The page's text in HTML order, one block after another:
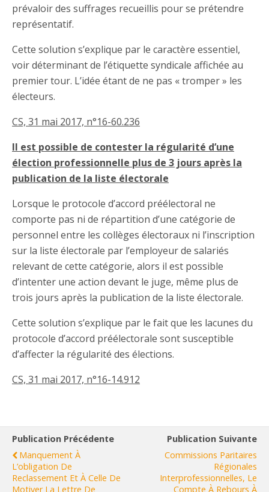
prévaloir des suffrages recueillis pour se prétendre
représentatif.
Cette solution s’explique par le caractère essentiel,
voir déterminant de l’étiquette syndicale affichée au
premier tour. L’idée étant de ne pas « tromper » les
électeurs.
CS, 31 mai 2017, n°16-60.236
Il est possible de contester la régularité d’une
élection professionnelle plus de 3 jours après la
publication de la liste électorale
Lorsque le protocole d’accord préélectoral ne
comporte pas ni de répartition d’une catégorie de
personnel entre les collèges électoraux ni l’inscription
sur la liste électorale par l’employeur de salariés
relevant de cette catégorie, alors il est possible
d’intenter une action devant le juge, même plus de
trois jours après la publication de la liste électorale.
Cette solution s’explique par le fait que les lacunes du
protocole d’accord préélectorale sont susceptible
d’affecter la régularité des élections.
CS, 31 mai 2017, n°16-14.912
Publication Précédente
Manquement À
L’obligation De
Reclassement Et À Celle De
Motiver La Lettre De
Publication Suivante
Commissions Paritaires
Régionales
Interprofessionnelles, Le
Compte À Rebours À